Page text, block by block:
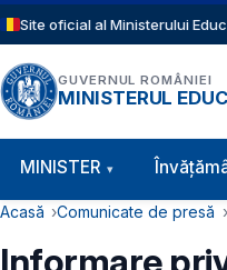
Sari la conținutul principal
Site oficial al Ministerului
GUVERNUL ROMÂNIEI
MINISTERUL
Navigație
MINISTER
Cale de navigare
Acasă Comunicate de presă